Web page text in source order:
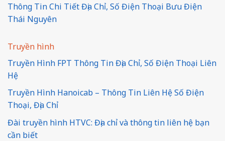
Thông Tin Chi Tiết Địa Chỉ, Số Điện Thoại Bưu Điện
Thái Nguyên
Truyền hình
Truyền Hình FPT Thông Tin Địa Chỉ, Số Điện Thoại Liên
Hệ
Truyền Hình Hanoicab – Thông Tin Liên Hệ Số Điện
Thoại, Địa Chỉ
Đài truyền hình HTVC: Địa chỉ và thông tin liên hệ bạn
cần biết